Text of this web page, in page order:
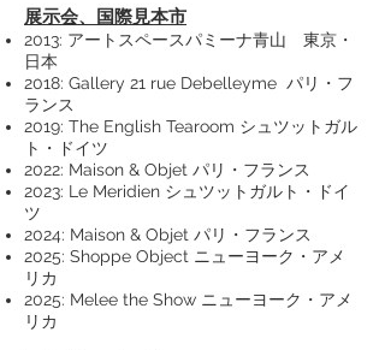
展示会、国際見本市
2013: アートスペースパミーナ青山 東京・
日本
2018: Gallery 21 rue Debelleyme パリ・フ
ランス
2019: The English Tearoom シュツットガル
ト・ドイツ
2022: Maison & Objet パリ・フランス
2023: Le Meridien シュツットガルト・ドイ
ツ
2024: Maison & Objet パリ・フランス
2025: Shoppe Object ニューヨーク・アメ
リカ
2025: Melee the Show ニューヨーク・アメ
リカ